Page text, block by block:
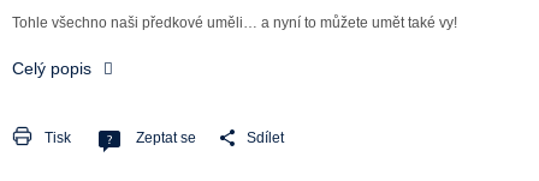
Tohle všechno naši předkové uměli… a nyní to můžete umět také vy!
Celý popis
Tisk Zeptat se Sdílet